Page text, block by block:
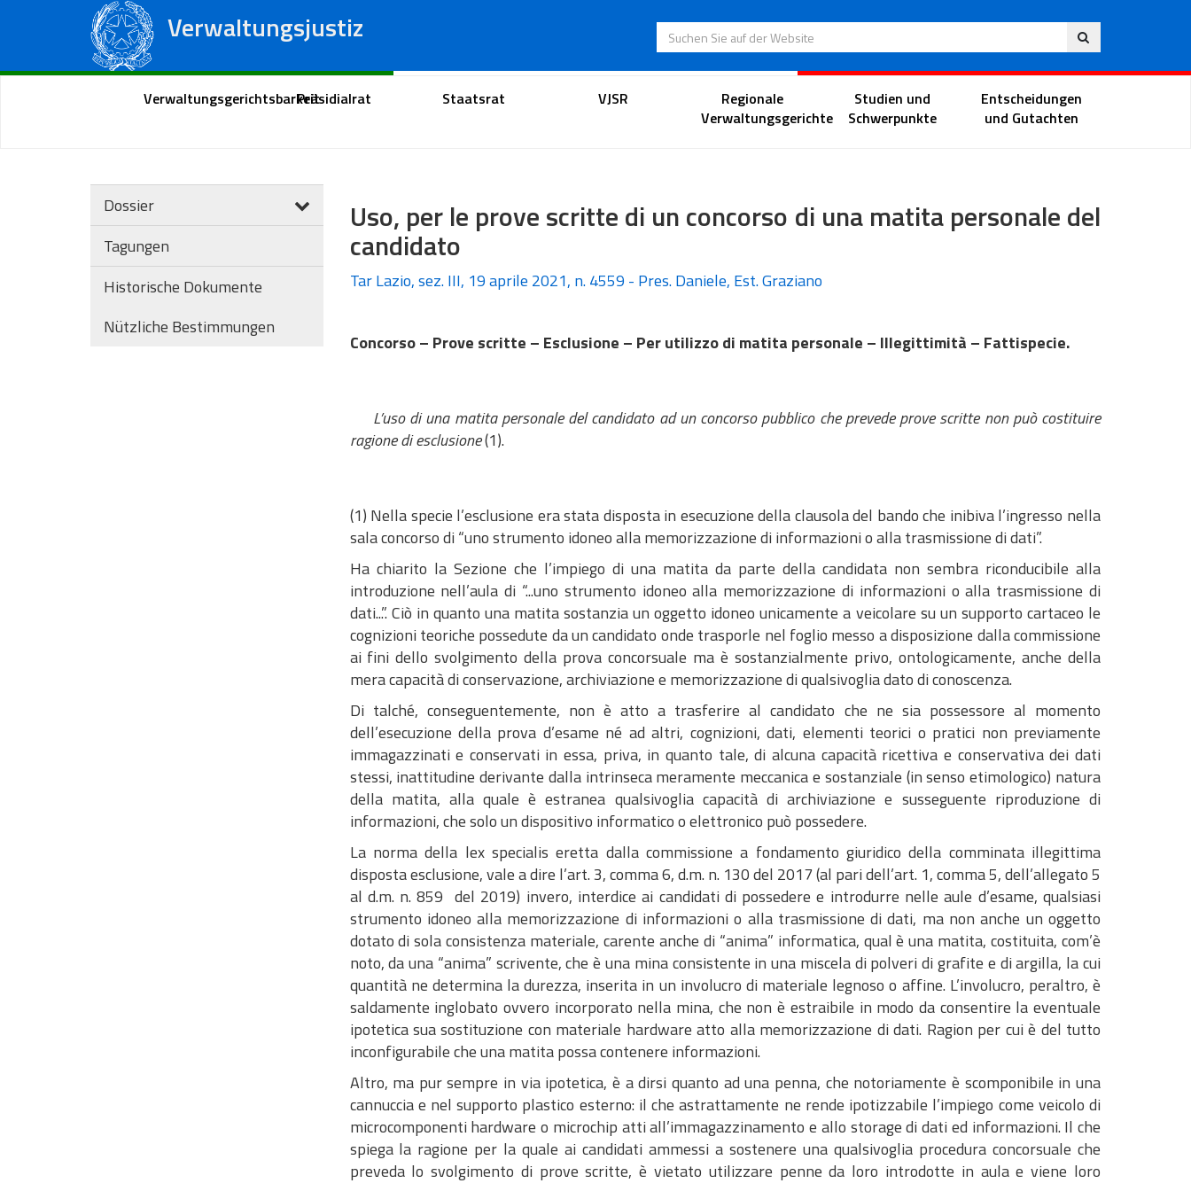
Verwaltungsjustiz
Regionale Verwaltungsgerichte
Deu
Suchen Sie auf der Website
Portal des Bürgers Anwaltsportal Richterportal
VerwaltungsgerichtsbarkeitPräsidialrat Staatsrat VJSR
Regionale
Verwaltungsgerichte
Studien und
Schwerpunkte
Entscheidungen
und Gutachten
Dossier
Tagungen
Historische Dokumente
Nützliche Bestimmungen
Uso, per le prove scritte di un concorso di una matita personale del
candidato
Tar Lazio, sez. III, 19 aprile 2021, n. 4559 - Pres. Daniele, Est. Graziano
Concorso – Prove scritte – Esclusione – Per utilizzo di matita personale – Illegittimità – Fattispecie.
L’uso di una matita personale del candidato ad un concorso pubblico che prevede prove scritte non può costituire
ragione di esclusione(1).
(1) Nella specie l’esclusione era stata disposta in esecuzione della clausola del bando che inibiva l’ingresso nella
sala concorso di “uno strumento idoneo alla memorizzazione di informazioni o alla trasmissione di dati”.
Ha chiarito la Sezione che l’impiego di una matita da parte della candidata non sembra riconducibile alla
introduzione nell’aula di “...uno strumento idoneo alla memorizzazione di informazioni o alla trasmissione di
dati...”. Ciò in quanto una matita sostanzia un oggetto idoneo unicamente a veicolare su un supporto cartaceo le
cognizioni teoriche possedute da un candidato onde trasporle nel foglio messo a disposizione dalla commissione
ai fini dello svolgimento della prova concorsuale ma è sostanzialmente privo, ontologicamente, anche della
mera capacità di conservazione, archiviazione e memorizzazione di qualsivoglia dato di conoscenza.
Di talché, conseguentemente, non è atto a trasferire al candidato che ne sia possessore al momento
dell’esecuzione della prova d’esame né ad altri, cognizioni, dati, elementi teorici o pratici non previamente
immagazzinati e conservati in essa, priva, in quanto tale, di alcuna capacità ricettiva e conservativa dei dati
stessi, inattitudine derivante dalla intrinseca meramente meccanica e sostanziale (in senso etimologico) natura
della matita, alla quale è estranea qualsivoglia capacità di archiviazione e susseguente riproduzione di
informazioni, che solo un dispositivo informatico o elettronico può possedere.
La norma della lex specialis eretta dalla commissione a fondamento giuridico della comminata illegittima
disposta esclusione, vale a dire l’art. 3, comma 6, d.m. n. 130 del 2017 (al pari dell’art. 1, comma 5, dell’allegato 5
al d.m. n. 859 del 2019) invero, interdice ai candidati di possedere e introdurre nelle aule d’esame, qualsiasi
strumento idoneo alla memorizzazione di informazioni o alla trasmissione di dati, ma non anche un oggetto
dotato di sola consistenza materiale, carente anche di “anima” informatica, qual è una matita, costituita, com’è
noto, da una “anima” scrivente, che è una mina consistente in una miscela di polveri di grafite e di argilla, la cui
quantità ne determina la durezza, inserita in un involucro di materiale legnoso o affine. L’involucro, peraltro, è
saldamente inglobato ovvero incorporato nella mina, che non è estraibile in modo da consentire la eventuale
ipotetica sua sostituzione con materiale hardware atto alla memorizzazione di dati. Ragion per cui è del tutto
inconfigurabile che una matita possa contenere informazioni.
Altro, ma pur sempre in via ipotetica, è a dirsi quanto ad una penna, che notoriamente è scomponibile in una
cannuccia e nel supporto plastico esterno: il che astrattamente ne rende ipotizzabile l’impiego come veicolo di
microcomponenti hardware o microchip atti all’immagazzinamento e allo storage di dati ed informazioni. Il che
spiega la ragione per la quale ai candidati ammessi a sostenere una qualsivoglia procedura concorsuale che
preveda lo svolgimento di prove scritte, è vietato utilizzare penne da loro introdotte in aula e viene loro